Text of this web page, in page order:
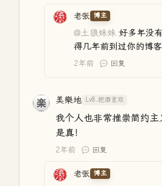
老张 博主
@土狼妹妹 好多年没
得几年前到过你的博客
2年前 回复
美樂地 Lv8.把酒言欢
我个人也非常推崇简约
是真！
2年前 回复
老张 博主